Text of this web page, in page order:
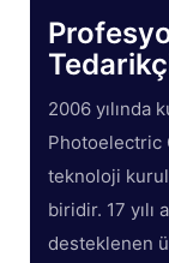
2006 yılında
Photoelectric
teknoloji
biridir. 17 yılı
desteklenen